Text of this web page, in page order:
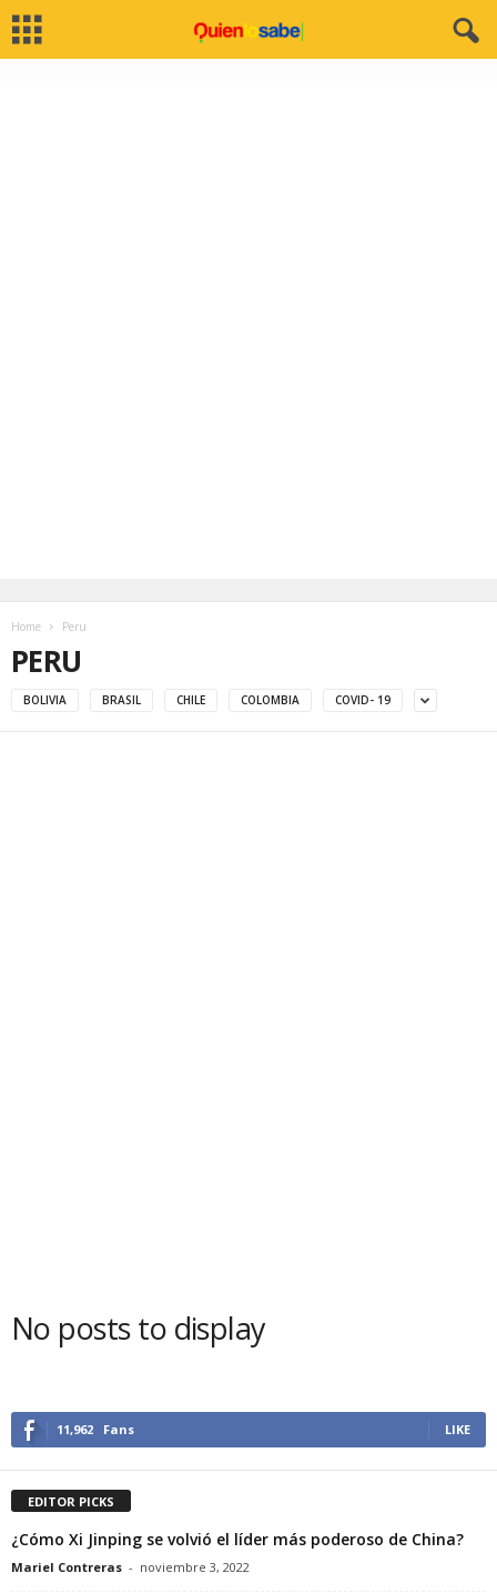
Home Peru
PERU
BOLIVIA BRASIL CHILE COLOMBIA COVID- 19
No posts to display
11,962 Fans LIKE
EDITOR PICKS
¿Cómo Xi Jinping se volvió el líder más poderoso de China?
Mariel Contreras - noviembre 3, 2022